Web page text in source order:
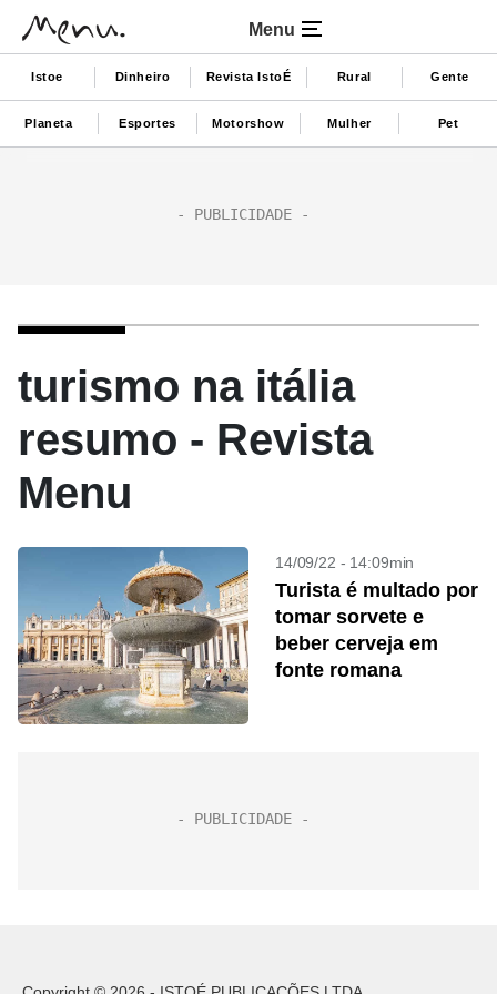
Menu
Istoe Dinheiro Revista IstoÉ Rural Gente
Planeta Esportes Motorshow Mulher Pet
turismo na itália
resumo - Revista
Menu
14/09/22 - 14:09min
Turista é multado por
tomar sorvete e
beber cerveja em
fonte romana